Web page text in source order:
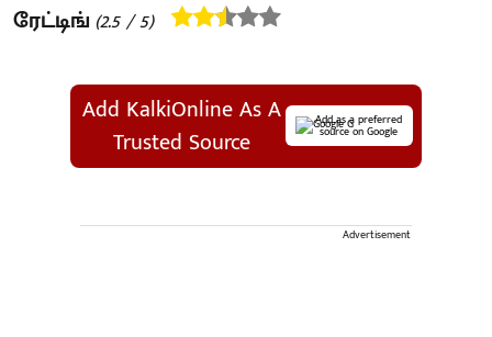
ரேட்டிங் (2.5/ 5)
Add KalkiOnline As A
Trusted Source
Add as a preferred
source on Google
Advertisement